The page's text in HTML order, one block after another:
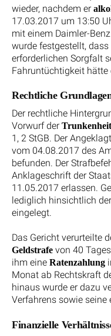
wieder, nachdem er
17.03.2017 um 13:50
mit einem Daimler-
wurde festgestellt,
erforderlichen Sorgfalt
Fahruntüchtigkeit hätte
Rechtliche
Der rechtliche
Vorwurf der
1, 2 StGB. Der
vom 04.08.2017 des
befunden. Der
Anklageschrift der
11.05.2017 erlassen.
lediglich hinsichtlich der
eingelegt.
Das Gericht verurteilte
Geldstrafe von 40
ihm eine Ratenzahlung
Monat ab Rechtskraft
hinaus wurde er dazu
Verfahrens sowie seine
Finanzielle